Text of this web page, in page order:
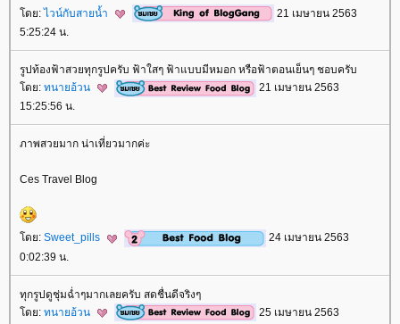
ดย:ไวน์กับสายน้ำ
21 เมษายน 2563
5:25:24 น.
รูปท้องฟ้าสวยทุกรูปครับ ฟ้าใสๆ ฟ้าแบบมีหมอก หรือฟ้าตอนเย็นๆ ชอบครับ
ดย: ทนายอ้วน
21 เมษายน 2563
15:25:56 น.
ภาพสวยมาก น่าเที่ยวมากค่ะ
Ces Travel Blog
ดย: Sweet_pills
24 เมษายน 2563
0:02:39 น.
ทุกรูปดูชุ่มฉ่ำๆมากเลยครับ สดชื่นดีจริงๆ
ดย: ทนายอ้วน 25 เมษายน 2563